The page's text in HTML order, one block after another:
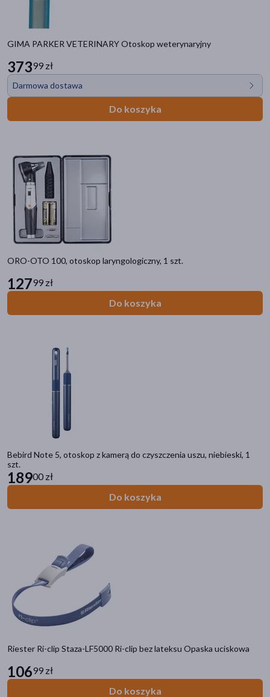
GIMA PARKER VETERINARY Otoskop weterynaryjny
37399 zł
Darmowa dostawa
Do koszyka
ORO-OTO 100, otoskop laryngologiczny, 1 szt.
12799 zł
Do koszyka
Bebird Note 5, otoskop z kamerą do czyszczenia uszu, niebieski, 1
szt.
18900 zł
Do koszyka
Riester Ri-clip Staza-LF5000 Ri-clip bez lateksu Opaska uciskowa
10699 zł
Do koszyka